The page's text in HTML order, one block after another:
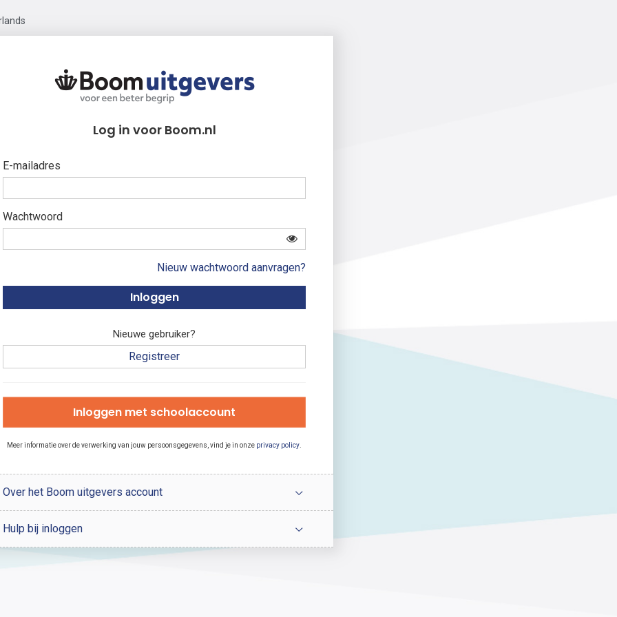
Log in voor Boom.nl
E-mailadres
Wachtwoord
Nieuw wachtwoord aanvragen?
Nieuwe gebruiker?
Registreer
Inloggen met schoolaccount
Meer informatie over de verwerking van jouw persoonsgegevens, vind je in onze privacy policy
Over het Boom uitgevers account
Hulp bij inloggen